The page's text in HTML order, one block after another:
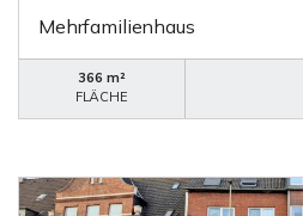
Mehrfamilienhaus
366 m²
FLÄCHE